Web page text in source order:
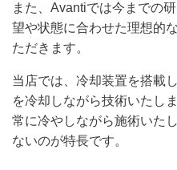
また、Avantiでは今までの
望や状態に合わせた理想的
ただきます。
当店では、冷却装置を搭載
を冷却しながら技術いたし
常に冷やしながら施術いた
ないのが特長です。